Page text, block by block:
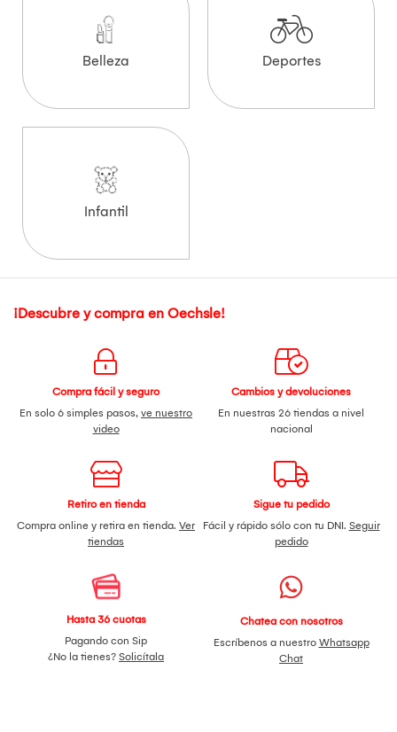
Belleza Deportes
Infantil
¡Descubre y compra en Oechsle!
Compra fácil y seguro
En solo 6 simples pasos, ve nuestro
video
Cambios y devoluciones
En nuestras 26 tiendas a nivel
nacional
Retiro en tienda
Compra online y retira en tienda. Ver
tiendas
Sigue tu pedido
Fácil y rápido sólo con tu DNI. Seguir
pedido
Hasta 36 cuotas
Pagando con Sip
¿No la tienes? Solicítala
Chatea con nosotros
Escríbenos a nuestro Whatsapp
Chat